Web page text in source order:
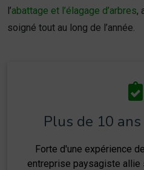
l’abattage et l’élagage d’arbres,
soigné tout au long de l’année.
Plus de 10
Forte d'une expérience
entreprise paysagiste